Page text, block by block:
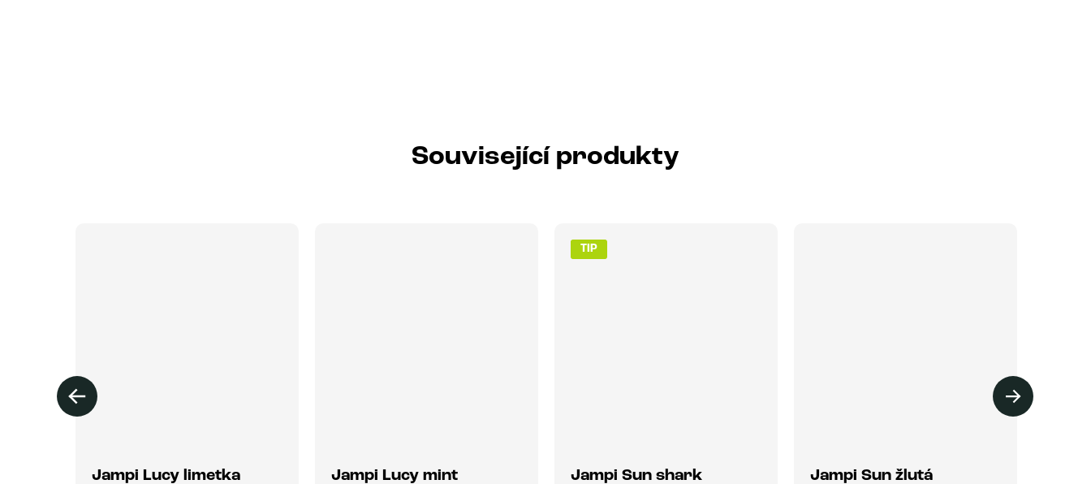
Související produkty
Jampi Lucy limetka Jampi Lucy mint
TIP
Jampi Sun shark Jampi Sun žlutá